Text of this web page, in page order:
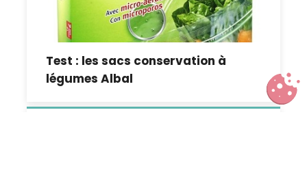
Test : les sacs conservation à
légumes Albal